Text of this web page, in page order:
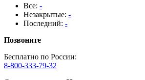
Все: -
Незакрытые: -
Последний: -
Позвоните
Бесплатно по России:
8-800-333-79-32